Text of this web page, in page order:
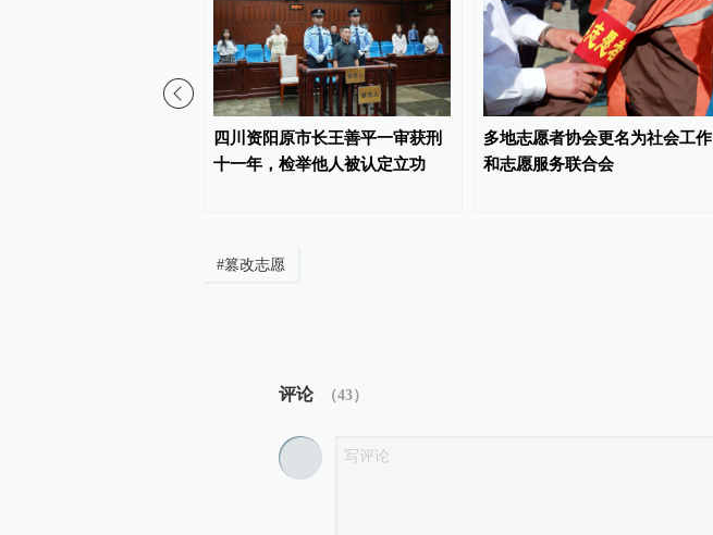
四川资阳原市长王善平一审获刑
十一年，检举他人被认定立功
多地志愿者协会更名为社会工作
和志愿服务联合会
#篡改志愿
评论 （43）